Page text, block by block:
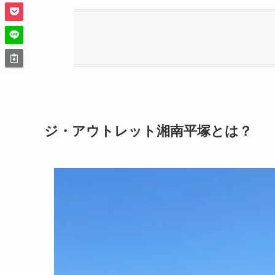
ジ・アウトレット湘南平塚とは？